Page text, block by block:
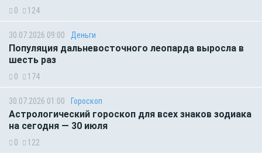
0 124
30.07.2026 09:00 Деньги
Популяция дальневосточного леопарда выросла в
шесть раз
0 174
30.07.2026 01:00 Гороскоп
Астрологический гороскоп для всех знаков зодиака
на сегодня — 30 июля
0 122